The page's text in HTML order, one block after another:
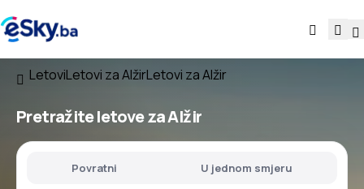
LetoviLetovi za AlžirLetovi za Alžir
Pretražite letove za Alžir
Povratni U jednom smjeru